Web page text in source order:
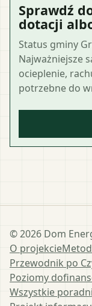
Sprawdź
dotacji
Status gminy
Najważniejsze
ocieplenie,
potrzebne do
©2026 Dom
O projekcie
Przewodnik po
Poziomy
Wszystkie